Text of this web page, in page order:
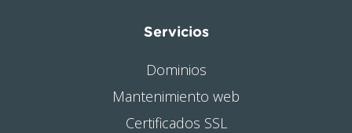
Servicios
Dominios
Mantenimiento web
Certificados SSL